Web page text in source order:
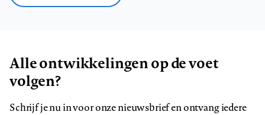
Alle ontwikkelingen op de voet
volgen?
Schrijf je nu in voor onze nieuwsbrief en ontvang iedere